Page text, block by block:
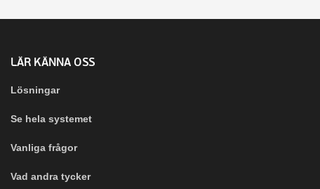
LÄR KÄNNA OSS
Lösningar
Se hela systemet
Vanliga frågor
Vad andra tycker